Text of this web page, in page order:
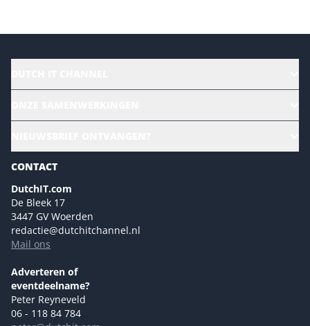
Magazines
Marketingmogelijkheden 2026
Eventmogelijkheden 2026
Advertising opportunities 2026 ENG
Event opportunities 2026 ENG
NL Digital
Versturen
CONTACT
DutchIT.com
De Bleek 17
3447 GV Woerden
redactie@dutchitchannel.nl
Mail ons
Adverteren of
eventdeelname?
Peter Reyneveld
06 - 118 84 784